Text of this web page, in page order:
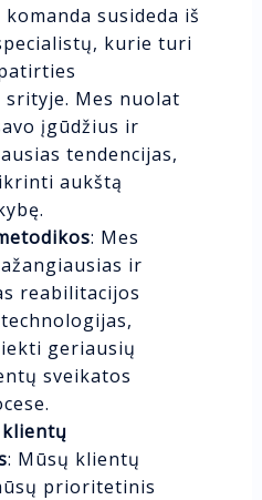
susideda iš
kurie turi
Mes nuolat
įgūdžius ir
tendencijas,
aukštą
: Mes
ir
reabilitacijos
geriausių
sveikatos
: Mūsų klientų
prioritetinis